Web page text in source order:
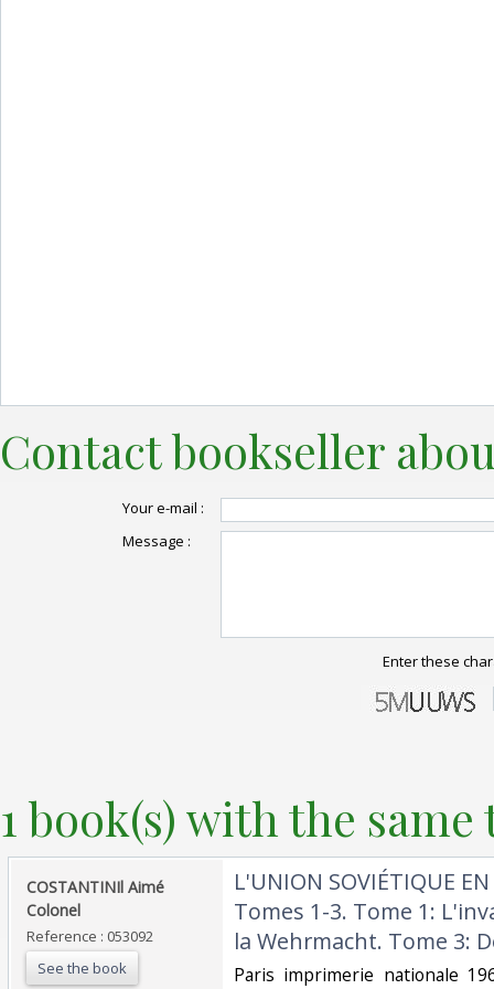
Contact bookseller
Your e-mail :
Message :
Enter these
1 book(s) with the
‎COSTANTINIl Aimé
Colonel ‎
Reference : 053092
See the book
‎L'UNION SOVIÉTIQUE
Tomes 1-3. Tome 1:
la Wehrmacht. Tome 3:
‎Paris imprimerie nationale